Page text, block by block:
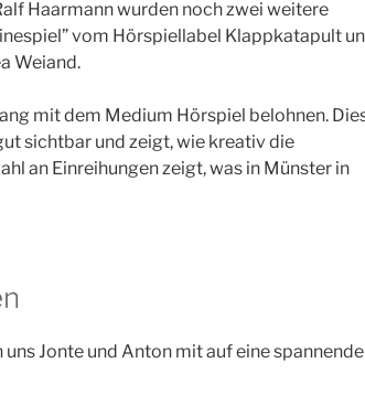
Haarmann wurden noch zwei weitere
vom Hörspiellabel Klappkatapult
Weiand.
mit dem Medium Hörspiel belohnen.
sichtbar und zeigt, wie kreativ die
an Einreihungen zeigt, was in Münster in
uns Jonte und Anton mit auf eine spannende